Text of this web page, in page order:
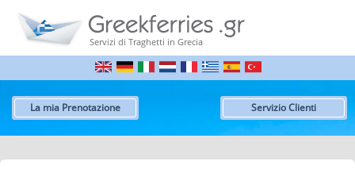
Servizi di Traghetti in Grecia
Servizio Clienti
La mia Prenotazione